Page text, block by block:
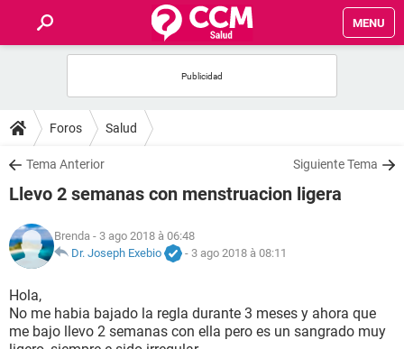
MENU
FORUMS
SALUD
NUTRICIÓN
BIENESTAR
SEXUALIDAD
Foros Salud
Tema Anterior Siguiente Tema
Llevo 2 semanas con menstruacion ligera
Brenda - 3 ago 2018 à 06:48
Dr. Joseph Exebio
- 3 ago 2018 à 08:11
Hola,
No me habia bajado la regla durante 3 meses y ahora que
me bajo llevo 2 semanas con ella pero es un sangrado muy